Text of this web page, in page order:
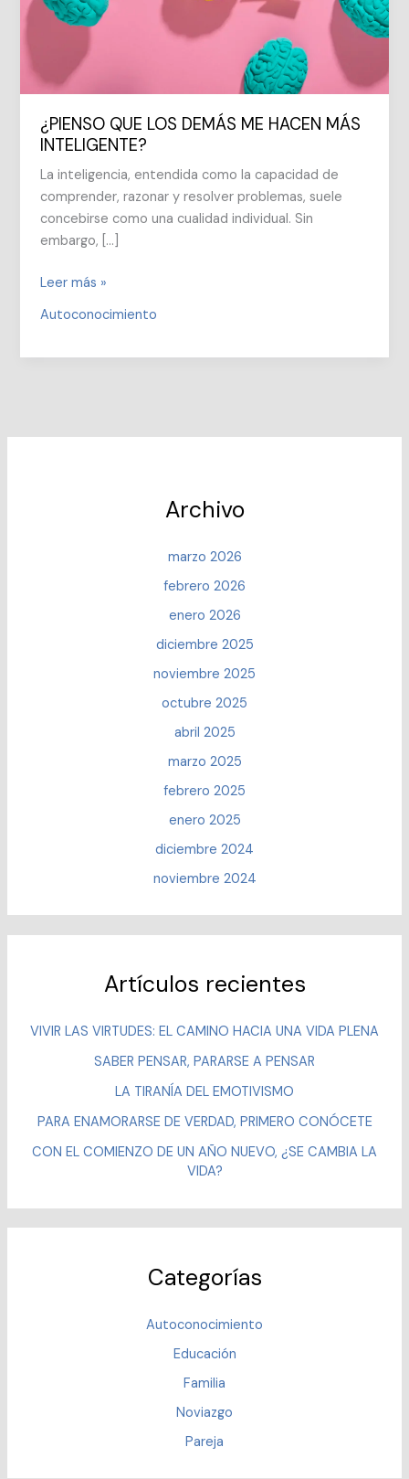
¿PIENSO QUE LOS DEMÁS ME HACEN MÁS
INTELIGENTE?
La inteligencia, entendida como la capacidad de
comprender, razonar y resolver problemas, suele
concebirse como una cualidad individual. Sin
embargo, […]
¿PIENSO
INTELIGENTE?
Leer más »
Autoconocimiento
Archivo
marzo 2026
febrero 2026
enero 2026
diciembre 2025
noviembre 2025
octubre 2025
abril 2025
marzo 2025
febrero 2025
enero 2025
diciembre 2024
noviembre 2024
Artículos recientes
VIVIR LAS VIRTUDES: EL CAMINO HACIA UNA VIDA PLENA
SABER PENSAR, PARARSE A PENSAR
LA TIRANÍA DEL EMOTIVISMO
PARA ENAMORARSE DE VERDAD, PRIMERO CONÓCETE
CON EL COMIENZO DE UN AÑO NUEVO, ¿SE CAMBIA LA
VIDA?
Categorías
Autoconocimiento
Educación
Familia
Noviazgo
Pareja